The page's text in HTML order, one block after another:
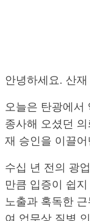
안녕하세요. 산
오늘은 탄광에서
종사해 오셨던
재 승인을 이끌
수십 년 전의 광
만큼 입증이 쉽
노출과 혹독한